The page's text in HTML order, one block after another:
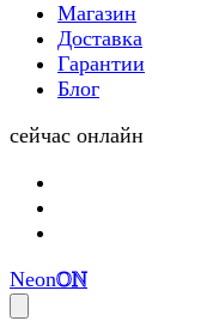
Магазин
Доставка
Гарантии
Блог
сейчас онлайн
NeonON